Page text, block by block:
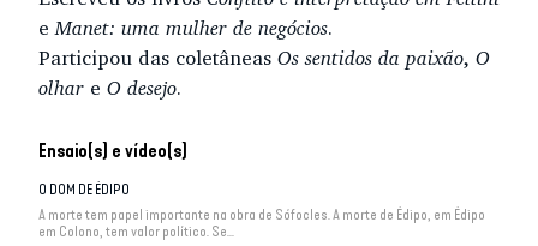
Ensaio(s) e vídeo(s)
O DOM DE ÉDIPO
A morte tem papel importante na obra de Sófocles. A morte de Édipo, em Édipo
em Colono, tem valor político. Se...
eManet: uma mulher de negócios.
Participou das coletâneas Os sentidos da paixão, O
olhar e O desejo.